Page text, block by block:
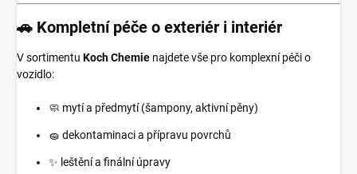
🚗 Kompletní péče o exteriér i interiér
V sortimentu Koch Chemie najdete vše pro komplexní péči o
vozidlo:
🧼 mytí a předmytí (šampony, aktivní pěny)
🧽 dekontaminaci a přípravu povrchů
✨ leštění a finální úpravy